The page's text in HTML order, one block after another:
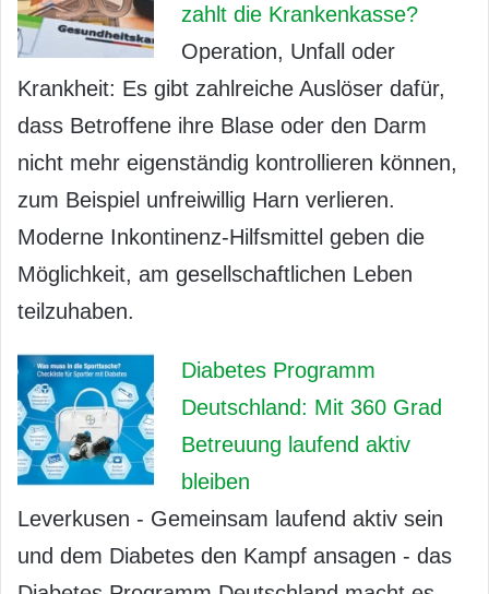
zahlt die Krankenkasse?
Operation, Unfall oder
Krankheit: Es gibt zahlreiche Auslöser dafür,
dass Betroffene ihre Blase oder den Darm
nicht mehr eigenständig kontrollieren können,
zum Beispiel unfreiwillig Harn verlieren.
Moderne Inkontinenz-Hilfsmittel geben die
Möglichkeit, am gesellschaftlichen Leben
teilzuhaben.
Diabetes Programm
Deutschland: Mit 360 Grad
Betreuung laufend aktiv
bleiben
Leverkusen - Gemeinsam laufend aktiv sein
und dem Diabetes den Kampf ansagen - das